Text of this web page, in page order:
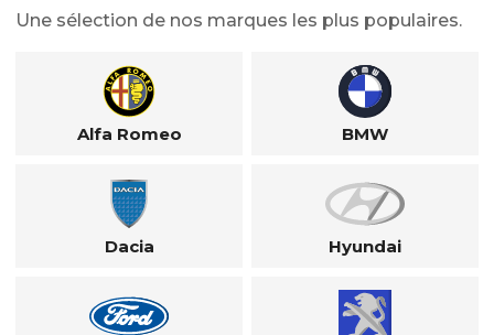
Une sélection de nos marques les plus populaires.
Alfa Romeo BMW
Dacia Hyundai